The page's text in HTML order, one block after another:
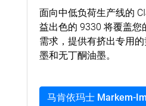
面向中低负荷生产线的
益出色的 9330 将覆盖您
需求，提供有挤出专用
墨和无丁酮油墨。
马肯依玛士 Markem-